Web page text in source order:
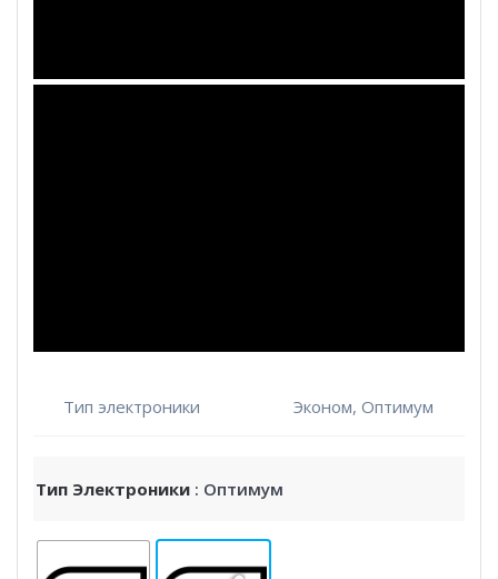
Тип электроники Эконом, Оптимум
Тип Электроники : Оптимум